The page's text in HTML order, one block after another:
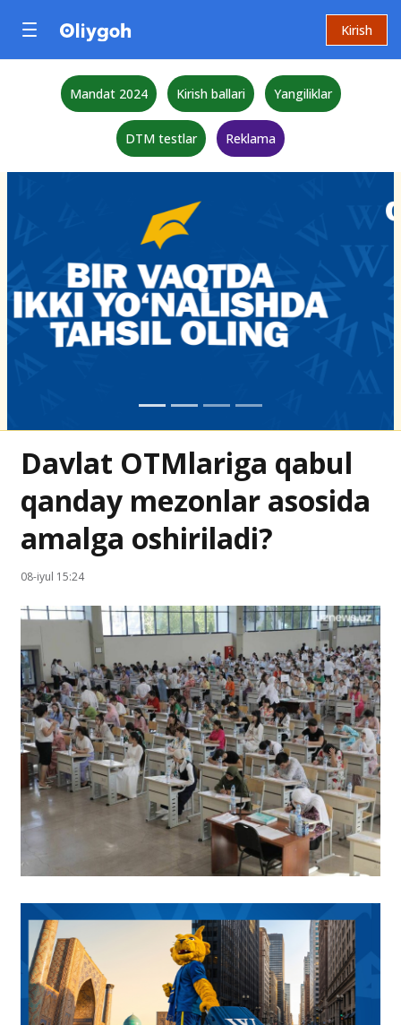
Kirish
Mandat 2024 Kirish ballari Yangiliklar
DTM testlar Reklama
Davlat OTMlariga qabul
qanday mezonlar asosida
amalga oshiriladi?
08-iyul 15:24